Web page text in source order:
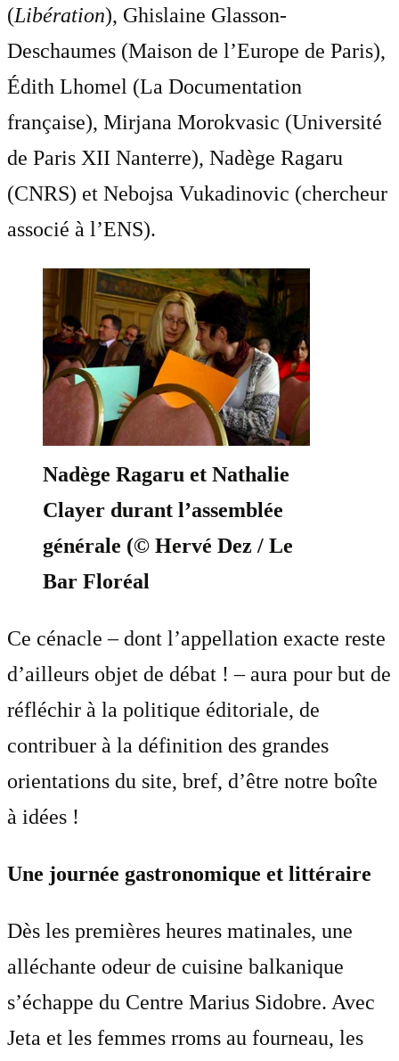
(Libération), Ghislaine Glasson-
Deschaumes (Maison de l’Europe de Paris),
Édith Lhomel (La Documentation
française), Mirjana Morokvasic (Université
de Paris XII Nanterre), Nadège Ragaru
(CNRS) et Nebojsa Vukadinovic (chercheur
associé à l’ENS).
Nadège Ragaru et Nathalie
Clayer durant l’assemblée
générale (© Hervé Dez / Le
Bar Floréal
Ce cénacle – dont l’appellation exacte reste
d’ailleurs objet de débat ! – aura pour but de
réfléchir à la politique éditoriale, de
contribuer à la définition des grandes
orientations du site, bref, d’être notre boîte
à idées !
Une journée gastronomique et littéraire
Dès les premières heures matinales, une
alléchante odeur de cuisine balkanique
s’échappe du Centre Marius Sidobre. Avec
Jeta et les femmes rroms au fourneau, les